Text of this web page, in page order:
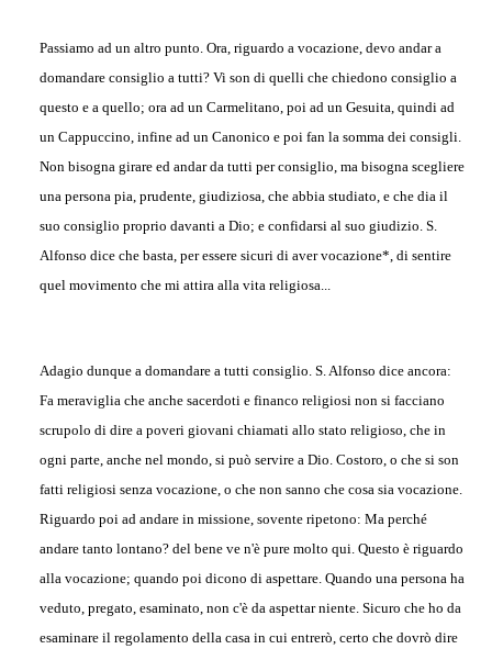
Passiamo ad un altro punto. Ora, riguardo a vocazione, devo andar a
domandare consiglio a tutti? Vi son di quelli che chiedono consiglio a
questo e a quello; ora ad un Carmelitano, poi ad un Gesuita, quindi ad
un Cappuccino, infine ad un Canonico e poi fan la somma dei consigli.
Non bisogna girare ed andar da tutti per consiglio, ma bisogna scegliere
una persona pia, prudente, giudiziosa, che abbia studiato, e che dia il
suo consiglio proprio davanti a Dio; e confidarsi al suo giudizio. S.
Alfonso dice che basta, per essere sicuri di aver vocazione*, di sentire
quel movimento che mi attira alla vita religiosa...
Adagio dunque a domandare a tutti consiglio. S. Alfonso dice ancora:
Fa meraviglia che anche sacerdoti e financo religiosi non si facciano
scrupolo di dire a poveri giovani chiamati allo stato religioso, che in
ogni parte, anche nel mondo, si può servire a Dio. Costoro, o che si son
fatti religiosi senza vocazione, o che non sanno che cosa sia vocazione.
Riguardo poi ad andare in missione, sovente ripetono: Ma perché
andare tanto lontano? del bene ve n'è pure molto qui. Questo è riguardo
alla vocazione; quando poi dicono di aspettare. Quando una persona ha
veduto, pregato, esaminato, non c'è da aspettar niente. Sicuro che ho da
esaminare il regolamento della casa in cui entrerò, certo che dovrò dire